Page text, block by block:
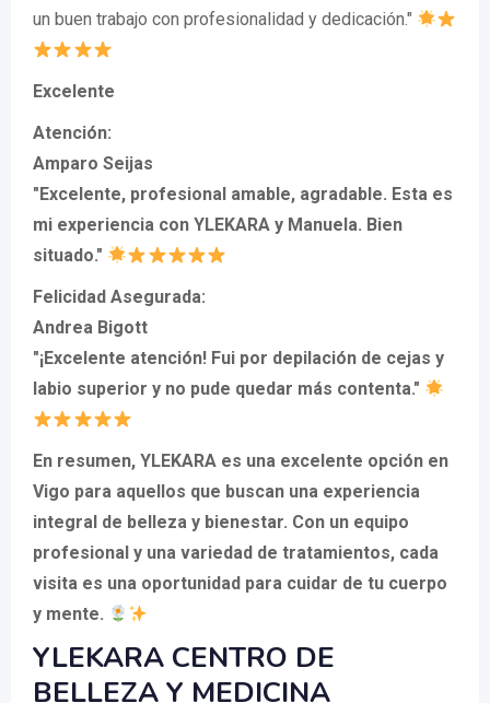
un buen trabajo con profesionalidad y dedicación."
Excelente
Atención:
Amparo Seijas
"Excelente, profesional amable, agradable. Esta es
mi experiencia con YLEKARA y Manuela. Bien
situado."
Felicidad Asegurada:
Andrea Bigott
"¡Excelente atención! Fui por depilación de cejas y
labio superior y no pude quedar más contenta."
En resumen, YLEKARA es una excelente opción en
Vigo para aquellos que buscan una experiencia
integral de belleza y bienestar. Con un equipo
profesional y una variedad de tratamientos, cada
visita es una oportunidad para cuidar de tu cuerpo
y mente.
YLEKARA CENTRO DE
BELLEZA Y MEDICINA